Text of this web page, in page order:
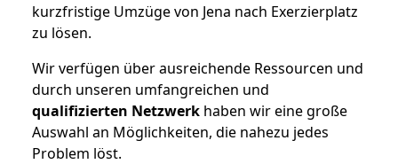
kurzfristige Umzüge von Jena nach Exerzierplatz
zu lösen.
Wir verfügen über ausreichende Ressourcen und
durch unseren umfangreichen und
qualifizierten Netzwerk haben wir eine große
Auswahl an Möglichkeiten, die nahezu jedes
Problem löst.